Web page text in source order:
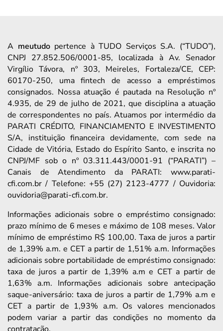
A meutudopertence à TUDO Serviços S.A. (“TUDO”),
CNPJ 27.852.506/0001-85, localizada à Av. Senador
Virgílio Távora, nº 303, Meireles, Fortaleza/CE, CEP:
60170-250, uma fintech de acesso a empréstimos
consignados. Nossa atuação é pautada na Resolução nº
4.935, de 29 de julho de 2021, que disciplina a atuação
de correspondentes no país. Atuamos por intermédio da
PARATI CRÉDITO, FINANCIAMENTO E INVESTIMENTO
S/A, instituição financeira devidamente, com sede na
Cidade de Vitória, Estado do Espírito Santo, e inscrita no
CNPJ/MF sob o nº 03.311.443/0001-91 (“PARATI”) –
Canais de Atendimento da PARATI: www.parati-
cfi.com.br / Telefone: +55 (27) 2123-4777 / Ouvidoria:
ouvidoria@parati-cfi.com.br.
Informações adicionais sobre o empréstimo consignado:
prazo mínimo de 6 meses e máximo de 108 meses. Valor
mínimo de empréstimo R$ 100,00. Taxa de juros a partir
de 1,39% a.m. e CET a partir de 1,51% a.m. Informações
adicionais sobre portabilidade de empréstimo consignado:
taxa de juros a partir de 1,39% a.m e CET a partir de
1,63% a.m. Informações adicionais sobre antecipação
saque-aniversário: taxa de juros a partir de 1,79% a.m e
CET a partir de 1,93% a.m. Os valores mencionados
podem variar a partir das condições no momento da